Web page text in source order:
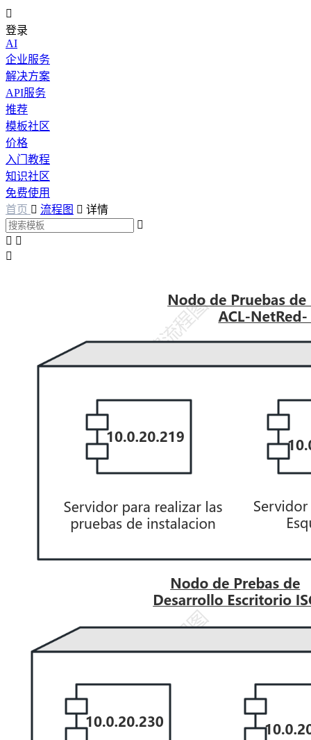

登录
AI
企业服务
解决方案
API服务
推荐
模板社区
价格
入门教程
知识社区
免费使用
首页  流程图  详情

 
